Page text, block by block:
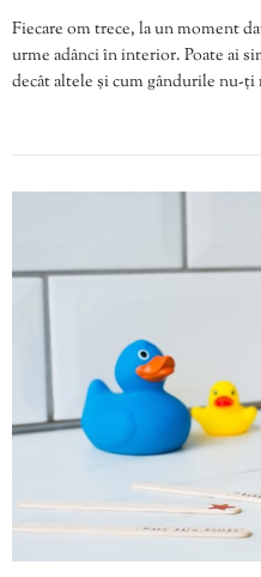
Fiecare om trece, la un moment
urme adânci în interior. Poate ai
decât altele și cum gândurile nu-ți